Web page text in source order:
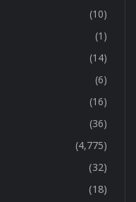
(10)
(1)
(14)
(6)
(16)
(36)
(4,775)
(32)
(18)